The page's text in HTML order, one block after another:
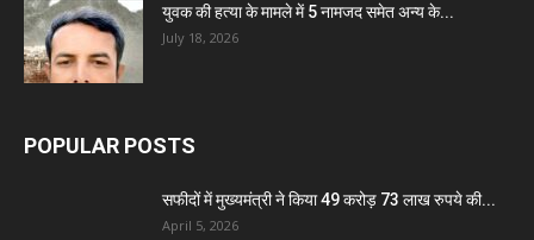
युवक की हत्या के मामले में 5 नामजद समेत अन्य के...
July 18, 2026
POPULAR POSTS
सफीदों में मुख्यमंत्री ने किया 49 करोड़ 73 लाख रुपये की...
April 5, 2026